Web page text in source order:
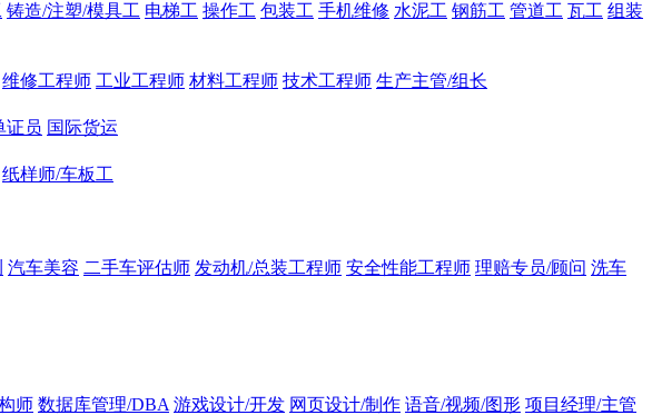
铸造/注塑/模具工 电梯工 操作工 包装工 手机维修 水泥工 钢筋工 管道工 瓦工 组装
维修工程师 工业工程师 材料工程师 技术工程师 生产主管/组长
证员 国际货运
纸样师/车板工
汽车美容 二手车评估师 发动机/总装工程师 安全性能工程师 理赔专员/顾问 洗车
师 数据库管理/DBA 游戏设计/开发 网页设计/制作 语音/视频/图形 项目经理/主管